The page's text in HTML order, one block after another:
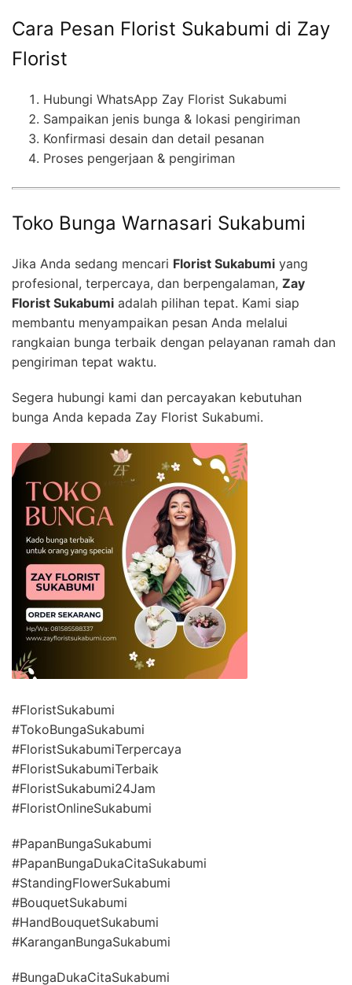
Cara Pesan Florist Sukabumi di Zay
Florist
Hubungi WhatsApp Zay Florist Sukabumi
Sampaikan jenis bunga & lokasi pengiriman
Konfirmasi desain dan detail pesanan
Proses pengerjaan & pengiriman
Toko Bunga Warnasari Sukabumi
Jika Anda sedang mencari Florist Sukabumi yang
profesional, terpercaya, dan berpengalaman, Zay
Florist Sukabumi adalah pilihan tepat. Kami siap
membantu menyampaikan pesan Anda melalui
rangkaian bunga terbaik dengan pelayanan ramah dan
pengiriman tepat waktu.
Segera hubungi kami dan percayakan kebutuhan
bunga Anda kepada Zay Florist Sukabumi.
#FloristSukabumi
#TokoBungaSukabumi
#FloristSukabumiTerpercaya
#FloristSukabumiTerbaik
#FloristSukabumi24Jam
#FloristOnlineSukabumi
#PapanBungaSukabumi
#PapanBungaDukaCitaSukabumi
#StandingFlowerSukabumi
#BouquetSukabumi
#HandBouquetSukabumi
#KaranganBungaSukabumi
#BungaDukaCitaSukabumi